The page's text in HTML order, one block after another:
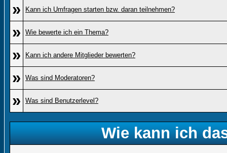
» Kann ich Umfragen starten bzw. daran teilnehmen?
» Wie bewerte ich ein Thema?
» Kann ich andere Mitglieder bewerten?
» Was sind Moderatoren?
» Was sind Benutzerlevel?
Wie kann ich